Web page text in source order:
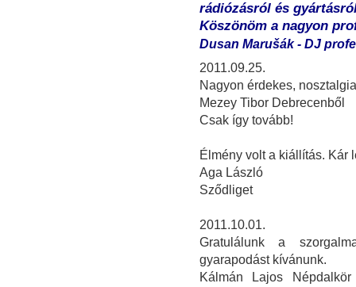
rádiózásról és
Köszönöm a nagyon
Dusan Marušák - DJ
2011.09.25.
Nagyon érdekes,
Mezey Tibor Debrecenből
Csak így tovább!
Élmény volt a kiállítás. Kár
Aga László
Sződliget
2011.10.01.
Gratulálunk a
gyarapodást kívánunk.
Kálmán Lajos